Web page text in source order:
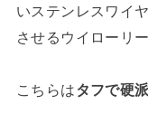
いステンレスワイ
させるウイローリ
こちらはタフで硬